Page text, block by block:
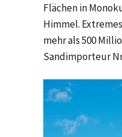
Flächen in
Himmel.
mehr als 500
Sandimporteur